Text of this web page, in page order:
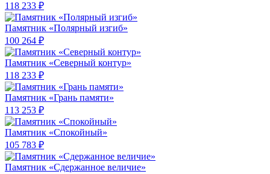
118 233 ₽
Памятник «Полярный изгиб»
100 264 ₽
Памятник «Северный контур»
118 233 ₽
Памятник «Грань памяти»
113 253 ₽
Памятник «Спокойный»
105 783 ₽
Памятник «Сдержанное величие»